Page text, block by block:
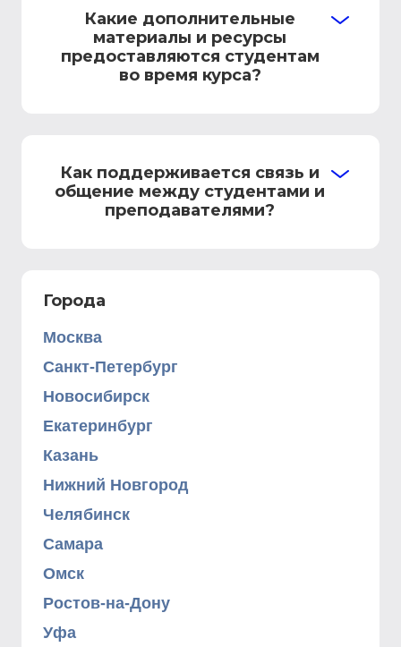
Какие дополнительные
материалы и ресурсы
предоставляются студентам
во время курса?
Как поддерживается связь и
общение между студентами и
преподавателями?
Города
Москва
Санкт-Петербург
Новосибирск
Екатеринбург
Казань
Нижний Новгород
Челябинск
Самара
Омск
Ростов-на-Дону
Уфа